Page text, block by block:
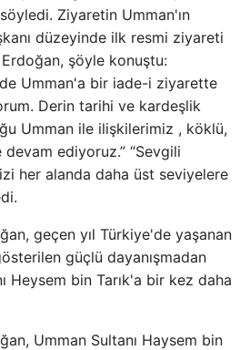
Ziyaretin Umman'ın
düzeyinde ilk resmi ziyareti
şöyle konuştu:
Umman'a bir iade-i ziyarette
Derin tarihi ve kardeşlik
Umman ile ilişkilerimiz , köklü,
ediyoruz.” “Sevgili
her alanda daha üst seviyelere
geçen yıl Türkiye'de yaşanan
güçlü dayanışmadan
Heysem bin Tarık'a bir kez daha
Umman Sultanı Haysem bin